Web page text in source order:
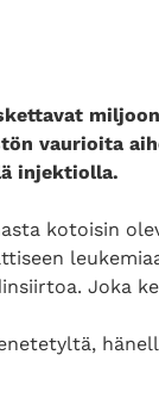
vaurioita
injektiolla.
kotoisin
Joka